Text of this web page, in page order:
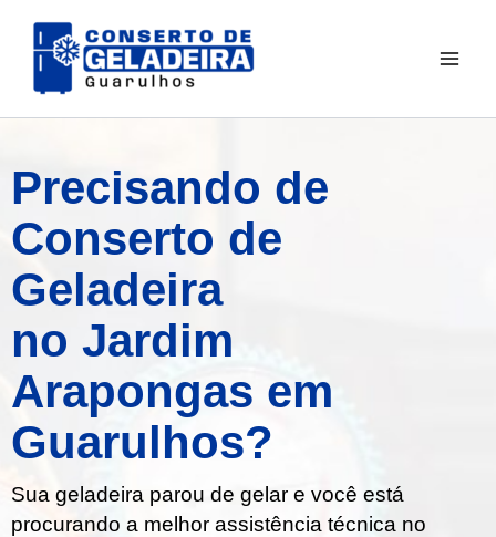
para
Precisando de
Conserto de
Geladeira
no Jardim
Arapongas em
Guarulhos?
Sua geladeira parou de gelar e você está
procurando a melhor assistência técnica no